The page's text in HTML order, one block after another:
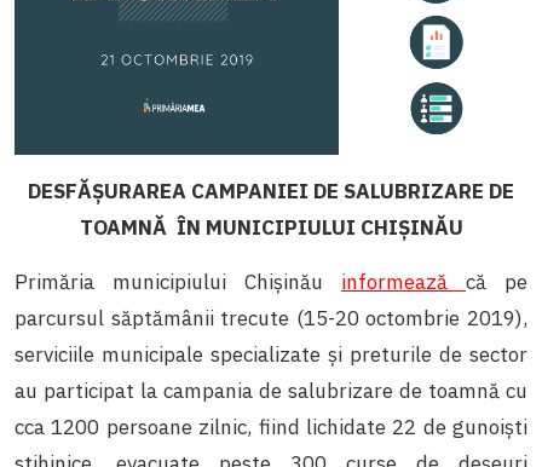
DESFĂȘURAREA CAMPANIEI DE SALUBRIZARE DE
TOAMNĂ ÎN MUNICIPIULUI CHIȘINĂU
Primăria municipiului Chișinău informează că pe
parcursul săptămânii trecute (15-20 octombrie 2019),
serviciile municipale specializate și preturile de sector
au participat la campania de salubrizare de toamnă cu
cca 1200 persoane zilnic, fiind lichidate 22 de gunoiști